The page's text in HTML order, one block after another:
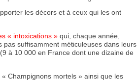
les décors et à ceux qui les ont
« intoxications »qui, chaque année,
pas suffisamment méticuleuses dans leurs
à 10 000 en France dont une dizaine de
Champignons mortels » ainsi que les